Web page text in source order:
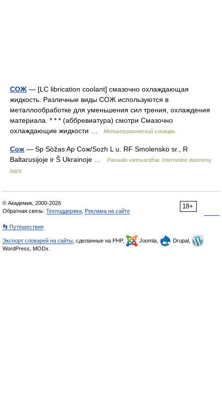
СОЖ — [LC librication coolant] смазочно охлаждающая
жидкость. Различные виды СОЖ используются в
металлообработке для уменьшения сил трения, охлаждения
материала. * * * (аббревиатура) смотри Смазочно
охлаждающие жидкости …
Металлургический словарь
Сож — Sp Sòžas Ap Сож/Sozh L u. RF Smolensko sr., R
Baltarusijoje ir Š Ukrainoje …
Pasaulio vietovardžiai. Internetinė duomenų
bazė
18+
© Академик, 2000-2026
Обратная связь: Техподдержка Реклама на сайте
👣 Путешествия
Экспорт словарей на сайты , сделанные на PHP, Joomla,
Drupal,
WordPress, MODx.